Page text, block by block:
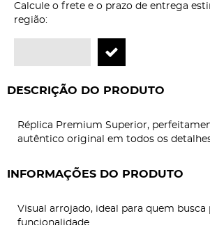
Calcule o frete e o prazo de entrega
região:
DESCRIÇÃO DO PRODUTO
Réplica Premium Superior,
autêntico original em todos os
INFORMAÇÕES DO PRODUTO
Visual arrojado, ideal para quem busca
funcionalidade.